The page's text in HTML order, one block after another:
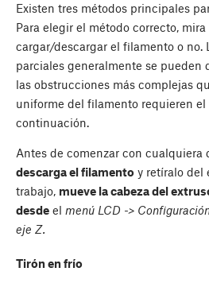
Existen tres métodos principales
Para elegir el método correcto,
cargar/descargar el filamento o no.
parciales generalmente se pueden
las obstrucciones más complejas
uniforme del filamento requieren
continuación.
Antes de comenzar con cualquiera
descarga el filamento y retíralo del
trabajo, mueve la cabeza del
desde el menú LCD ->
eje Z.
Tirón en frío